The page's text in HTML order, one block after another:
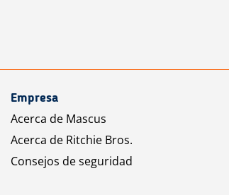
Empresa
Acerca de Mascus
Acerca de Ritchie Bros.
Consejos de seguridad